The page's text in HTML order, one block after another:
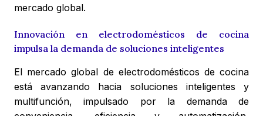
mercado global.
Innovación en electrodomésticos de cocina
impulsa la demanda de soluciones inteligentes
El mercado global de electrodomésticos de cocina
está avanzando hacia soluciones inteligentes y
multifunción, impulsado por la demanda de